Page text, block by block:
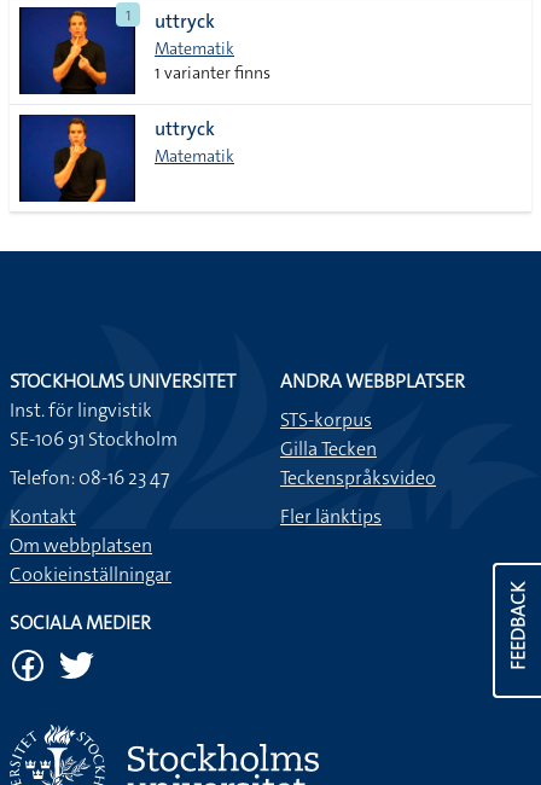
1 uttryck
Matematik
1 varianter finns
uttryck
Matematik
FEEDBACK
STOCKHOLMS UNIVERSITET
Inst. för lingvistik
SE-106 91 Stockholm
Telefon: 08-16 23 47
Kontakt
Om webbplatsen
Cookieinställningar
ANDRA WEBBPLATSER
STS-korpus
Gilla Tecken
Teckenspråksvideo
Fler länktips
SOCIALA MEDIER